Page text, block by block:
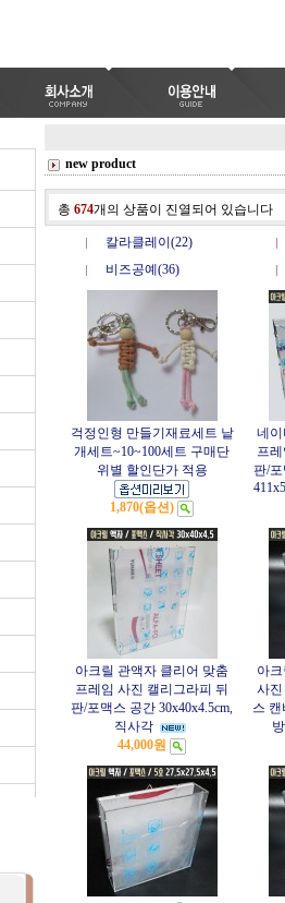
new product
총 674개의 상품이 진열되어 있습니다
칼라클레이(22)
비즈공예(36)
걱정인형 만들기재료세트 낱
개세트~10~100세트 구매단
위별 할인단가 적용
1,870(옵션)
네
프
판/
아크릴 관액자 클리어 맞춤
프레임 사진 캘리그라피 뒤
판/포맥스 공간 30x40x4.5cm,
직사각
44,000원
아
사
스 캔